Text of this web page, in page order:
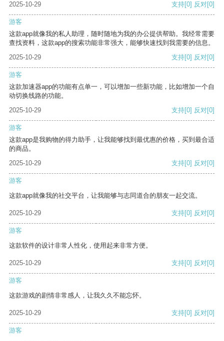
2025-10-29 支持[0] 反对[0]
游客
这款app就像我的私人助理，随时随地为我的办公提供帮助。我经常需要
查找资料，这款app的搜索功能非常强大，能够快速找到我需要的信息。
2025-10-29
支持[0] 反对[0]
游客
这款加速器app的功能有点单一，可以增加一些新功能，比如增加一个自
动切换线路的功能。
2025-10-29
支持[0] 反对[0]
游客
这款app是我购物的得力助手，让我能够找到最优惠的价格，买到最合适
的商品。
2025-10-29
支持[0] 反对[0]
游客
这款app就像我的社交平台，让我能够与志同道合的朋友一起交流。
2025-10-29 支持[0] 反对[0]
游客
这款软件的设计非常人性化，使用起来非常方便。
2025-10-29 支持[0] 反对[0]
游客
这款游戏的剧情非常感人，让我久久不能忘怀。
2025-10-29 支持[0] 反对[0]
游客